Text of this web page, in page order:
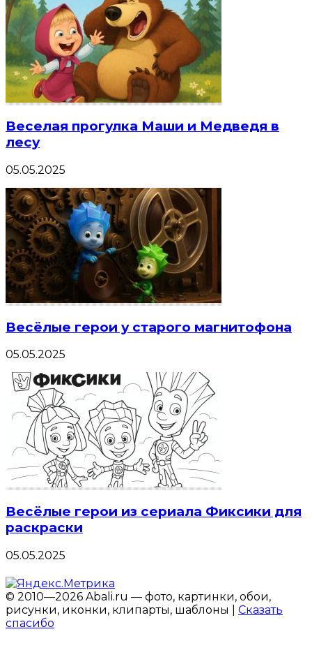
Веселая прогулка Маши и Медведя в
лесу
05.05.2025
Весёлые герои у старого магнитофона
05.05.2025
Весёлые герои из сериала Фиксики для
раскраски
05.05.2025
© 2010—2026 Abali.ru — фото, картинки, обои,
рисунки, иконки, клипарты, шаблоны | Сказать
спасибо